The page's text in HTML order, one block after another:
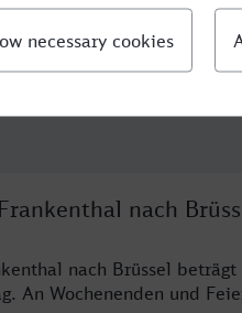
nach
nach Brüssel beträgt
An Wochenenden und